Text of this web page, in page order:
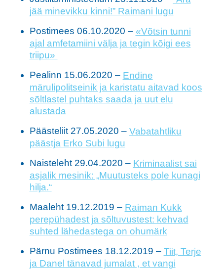
jää minevikku kinni!” Raimani lugu
Postimees 06.10.2020 – «Võtsin tunni
ajal amfetamiini välja ja tegin kõigi ees
triipu»
Pealinn 15.06.2020 – Endine
märulipolitseinik ja karistatu aitavad koos
sõltlastel puhtaks saada ja uut elu
alustada
Päästeliit 27.05.2020 – Vabatahtliku
päästja Erko Subi lugu
Naisteleht 29.04.2020 – Kriminaalist sai
asjalik mesinik: „Muutusteks pole kunagi
hilja.“
Maaleht 19.12.2019 – Raiman Kukk
perepühadest ja sõltuvustest: kehvad
suhted lähedastega on ohumärk
Pärnu Postimees 18.12.2019 – Tiit, Terje
ja Danel tänavad jumalat , et vangi